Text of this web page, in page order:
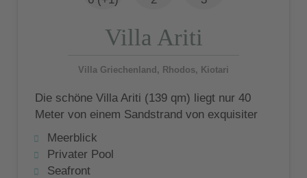
Villa Ariti
Villa Griechenland, Rhodos, Kiotari
Die schöne Villa Ariti (139 qm) liegt nur 40
Meter von einem Sandstrand von exquisiter
Schönheit entfernt und ist Teil eines
exklusiven Villenkomplexes für bis zu 7
Gäste
Meerblick
Privater Pool
Seafront